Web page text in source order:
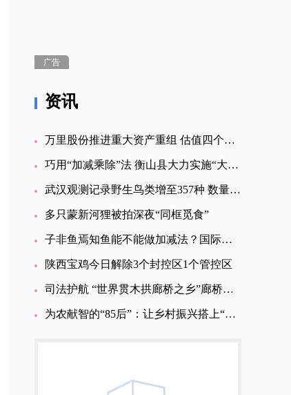
广告
资讯
万里股份推进重大资产重组 估值四个月猛增23.8亿元
巧用“加减乘除”法 衡山县大力实施“大综窗”改革
武汉观测记录野生鸟类增至357种 数量创新高
多只蒙新河狸被拍深夜“同框觅食”
子非鱼焉知鱼能不能做加减法？国际最新研究发现算术好的两种鱼
陕西宝鸡今日解除3个封控区1个管控区
司法护航 “世界贯木拱廊桥之乡”廊桥文化遗产焕发新活力
为农献智的“85后”：让乡村振兴搭上“智慧快车”